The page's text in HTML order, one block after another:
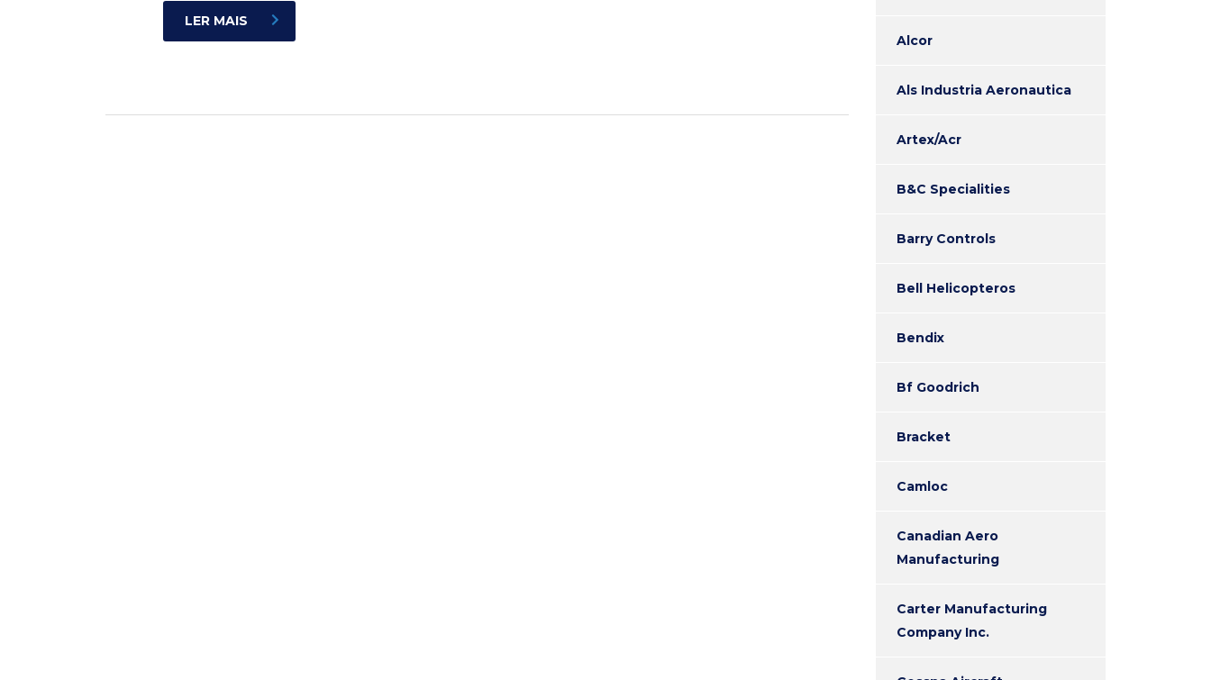
LER MAIS
Alcor
Als Industria Aeronautica
Artex/Acr
B&C Specialities
Barry Controls
Bell Helicopteros
Bendix
Bf Goodrich
Bracket
Camloc
Canadian Aero
Manufacturing
Carter Manufacturing
Company Inc.